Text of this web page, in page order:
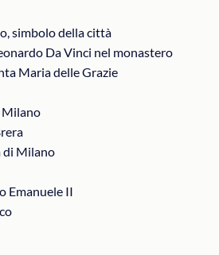
simbolo della città
Da Vinci nel monastero
Maria delle Grazie
Milano
di Milano
Emanuele II